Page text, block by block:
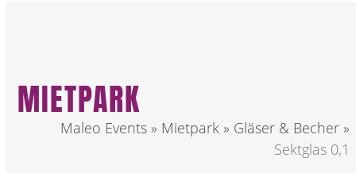
MIETPARK
Maleo Events » Mietpark » Gläser & Becher »
Sektglas 0,1